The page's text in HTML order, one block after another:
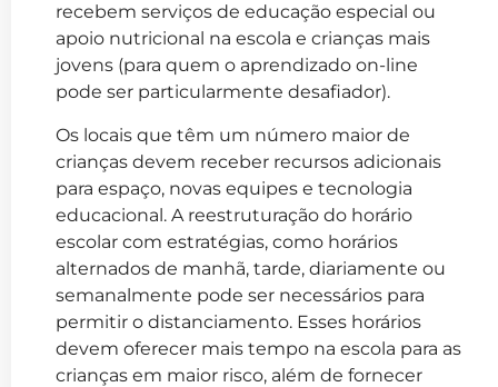
recebem serviços de educação especial ou
apoio nutricional na escola e crianças mais
jovens (para quem o aprendizado on-line
pode ser particularmente desafiador).
Os locais que têm um número maior de
crianças devem receber recursos adicionais
para espaço, novas equipes e tecnologia
educacional. A reestruturação do horário
escolar com estratégias, como horários
alternados de manhã, tarde, diariamente ou
semanalmente pode ser necessários para
permitir o distanciamento. Esses horários
devem oferecer mais tempo na escola para as
crianças em maior risco, além de fornecer